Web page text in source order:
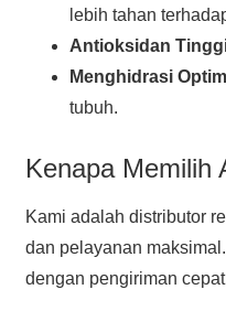
lebih tahan
Antioksidan
Menghidrasi
tubuh.
Kenapa Memilih
Kami adalah distributor
dan pelayanan
dengan pengiriman